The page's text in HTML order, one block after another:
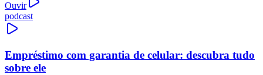
Ouvir
podcast
Empréstimo com garantia de celular: descubra tudo
sobre ele